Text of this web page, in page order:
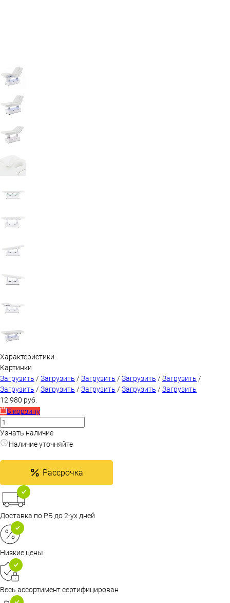
Характеристики:
Картинки
Загрузить / Загрузить / Загрузить / Загрузить / Загрузить /
Загрузить / Загрузить / Загрузить / Загрузить / Загрузить
12 980 руб.
В корзину
Узнать наличие
Наличие уточняйте
Рассрочка
Доставка по РБ до 2-ух дней
Низкие цены
Весь ассортимент сертифицирован